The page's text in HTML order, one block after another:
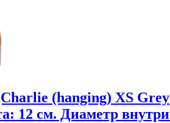
(hanging) XS Grey
12 см. Диаметр